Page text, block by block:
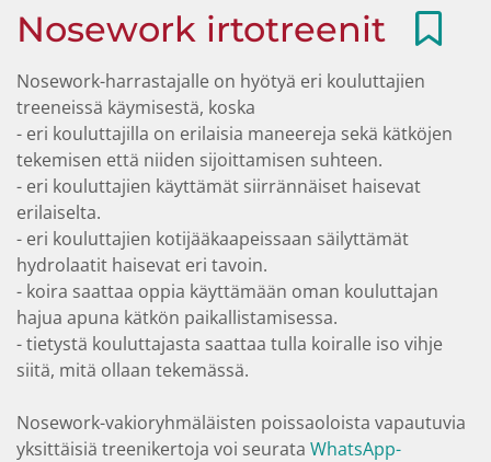
Nosework irtotreenit
Nosework-harrastajalle on hyötyä eri kouluttajien
treeneissä käymisestä, koska
- eri kouluttajilla on erilaisia maneereja sekä kätköjen
tekemisen että niiden sijoittamisen suhteen.
- eri kouluttajien käyttämät siirrännäiset haisevat
erilaiselta.
- eri kouluttajien kotijääkaapeissaan säilyttämät
hydrolaatit haisevat eri tavoin.
- koira saattaa oppia käyttämään oman kouluttajan
hajua apuna kätkön paikallistamisessa.
- tietystä kouluttajasta saattaa tulla koiralle iso vihje
siitä, mitä ollaan tekemässä.
Nosework-vakioryhmäläisten poissaoloista vapautuvia
yksittäisiä treenikertoja voi seurata WhatsApp-